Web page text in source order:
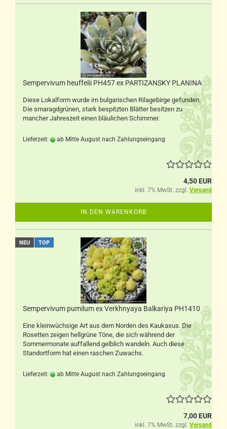
Sempervivum heuffelii PH457 ex PARTIZANSKY PLANINA
Diese Lokalform wurde im bulgarischen Rilagebirge gefunden.
Die smaragdgrünen, stark bespitzten Blätter besitzen zu
mancher Jahreszeit einen bläulichen Schimmer.
Lieferzeit: ab Mitte August nach Zahlungseingang
4,50 EUR
inkl. 7% MwSt. zzgl. Versand
IN DEN WARENKORB
NEU TOP
Sempervivum pumilum ex Verkhnyaya Balkariya PH1410
Eine kleinwüchsige Art aus dem Norden des Kaukasus. Die
Rosetten zeigen hellgrüne Töne, die sich während der
Sommermonate auffallend gelblich wandeln. Auch diese
Standortform hat einen raschen Zuwachs.
Lieferzeit: ab Mitte August nach Zahlungseingang
7,00 EUR
inkl. 7% MwSt. zzgl. Versand